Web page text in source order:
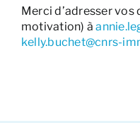
Merci d’adresser
motivation) à
kelly.buchet@cnrs-